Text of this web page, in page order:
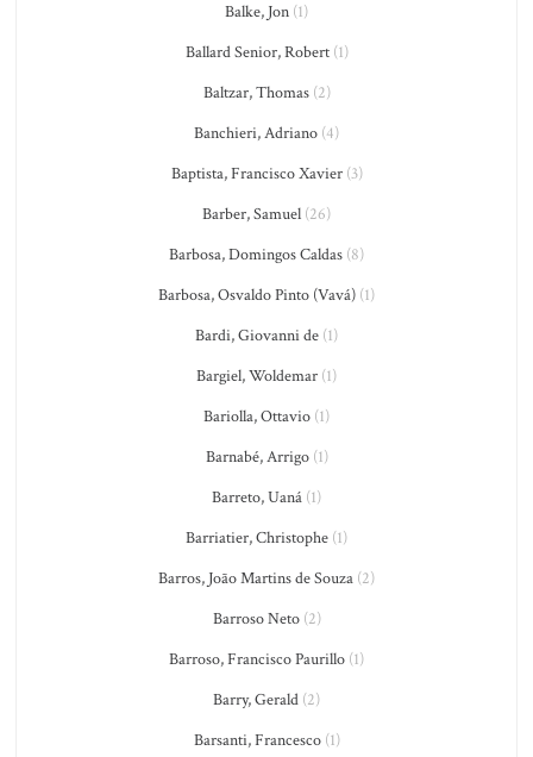
Balke, Jon (1)
Ballard Senior, Robert(1)
Baltzar, Thomas(2)
Banchieri, Adriano (4)
Baptista, Francisco Xavier(3)
Barber, Samuel (26)
Barbosa, Domingos Caldas (8)
Barbosa, Osvaldo Pinto (Vavá) (1)
Bardi, Giovanni de (1)
Bargiel, Woldemar (1)
Bariolla, Ottavio (1)
Barnabé, Arrigo(1)
Barreto, Uaná (1)
Barriatier, Christophe (1)
Barros, João Martins de Souza (2)
Barroso Neto(2)
Barroso, Francisco Paurillo (1)
Barry, Gerald (2)
Barsanti, Francesco(1)